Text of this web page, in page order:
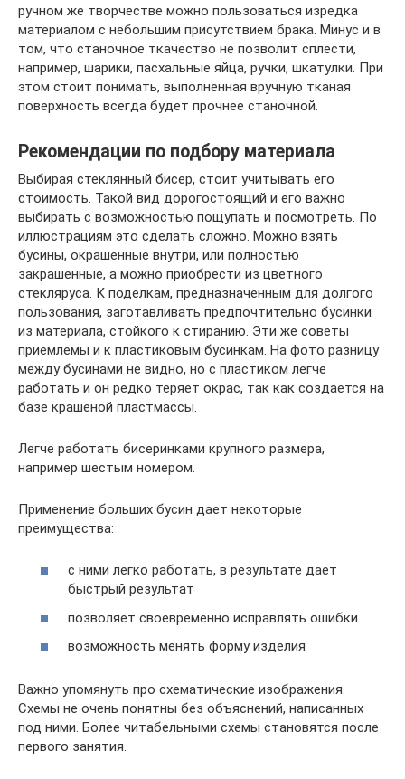
ручном же творчестве можно пользоваться изредка
материалом с небольшим присутствием брака. Минус и в
том, что станочное ткачество не позволит сплести,
например, шарики, пасхальные яйца, ручки, шкатулки. При
этом стоит понимать, выполненная вручную тканая
поверхность всегда будет прочнее станочной.
Рекомендации по подбору материала
Выбирая стеклянный бисер, стоит учитывать его
стоимость. Такой вид дорогостоящий и его важно
выбирать с возможностью пощупать и посмотреть. По
иллюстрациям это сделать сложно. Можно взять
бусины, окрашенные внутри, или полностью
закрашенные, а можно приобрести из цветного
стекляруса. К поделкам, предназначенным для долгого
пользования, заготавливать предпочтительно бусинки
из материала, стойкого к стиранию. Эти же советы
приемлемы и к пластиковым бусинкам. На фото разницу
между бусинами не видно, но с пластиком легче
работать и он редко теряет окрас, так как создается на
базе крашеной пластмассы.
Легче работать бисеринками крупного размера,
например шестым номером.
Применение больших бусин дает некоторые
преимущества:
с ними легко работать, в результате дает
быстрый результат
позволяет своевременно исправлять ошибки
возможность менять форму изделия
Важно упомянуть про схематические изображения.
Схемы не очень понятны без объяснений, написанных
под ними. Более читабельными схемы становятся после
первого занятия.